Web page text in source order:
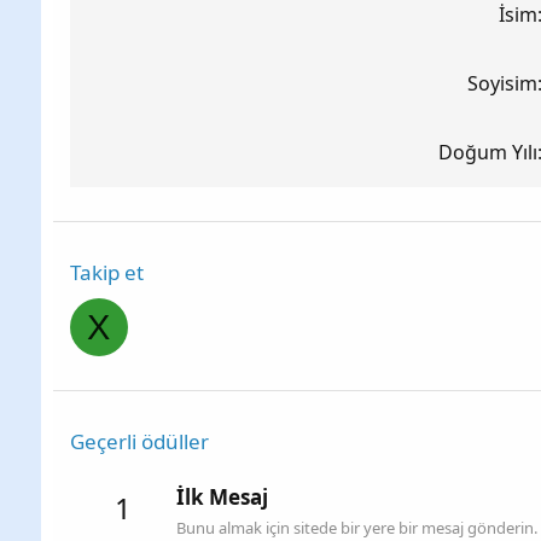
İsim
Soyisim
Doğum Yılı
Takip et
X
Geçerli ödüller
1 İlk Mesaj
Bunu almak için sitede bir yere bir mesaj gönderin.